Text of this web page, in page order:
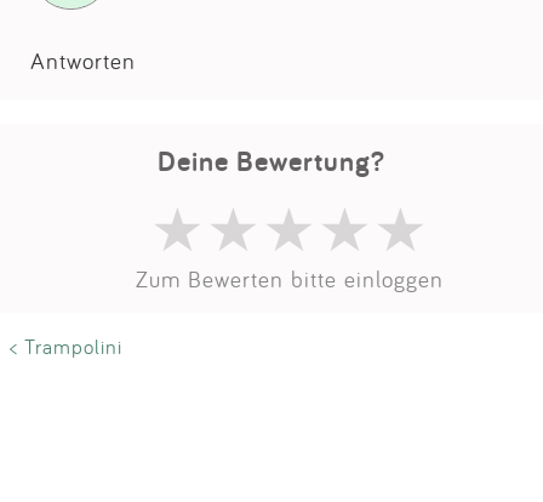
Antworten
Deine Bewertung?
Zum Bewerten bitte einloggen
< Trampolini